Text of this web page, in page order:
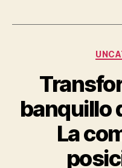
banquillo
La